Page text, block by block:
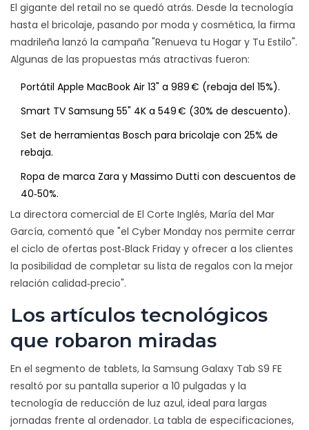
El gigante del retail no se quedó atrás. Desde la tecnología
hasta el bricolaje, pasando por moda y cosmética, la firma
madrileña lanzó la campaña "Renueva tu Hogar y Tu Estilo".
Algunas de las propuestas más atractivas fueron:
Portátil Apple MacBook Air 13" a 989 € (rebaja del 15%).
Smart TV Samsung 55" 4K a 549 € (30% de descuento).
Set de herramientas Bosch para bricolaje con 25% de
rebaja.
Ropa de marca Zara y Massimo Dutti con descuentos de
40‑50%.
La directora comercial de El Corte Inglés, María del Mar
García, comentó que "el Cyber Monday nos permite cerrar
el ciclo de ofertas post‑Black Friday y ofrecer a los clientes
la posibilidad de completar su lista de regalos con la mejor
relación calidad‑precio".
Los artículos tecnológicos
que robaron miradas
En el segmento de tablets, la Samsung Galaxy Tab S9 FE
resaltó por su pantalla superior a 10 pulgadas y la
tecnología de reducción de luz azul, ideal para largas
jornadas frente al ordenador. La tabla de especificaciones,